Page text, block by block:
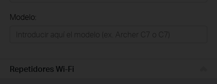
Empresas
Modelo:
Repetidores Wi-Fi